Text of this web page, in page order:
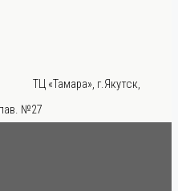
ТЦ «Тамара», г.Якутск,
№27